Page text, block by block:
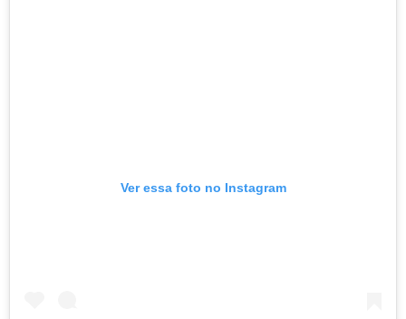
Ver essa foto no Instagram